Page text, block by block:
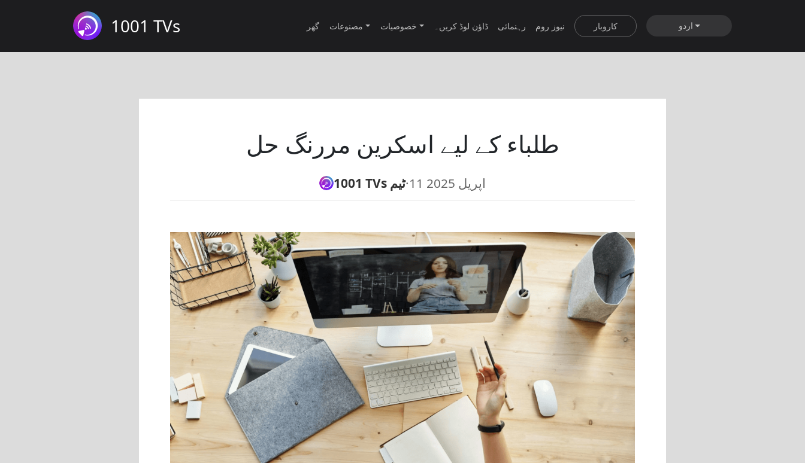
1001 TVs گھر مصنوعات خصوصیات ڈاؤن لوڈ کریں۔ رہنمائی نیوز روم کاروبار اردو
طلباء کے لیے اسکرین مررنگ حل
1001 TVs ٹیم· 11 اپریل 2025